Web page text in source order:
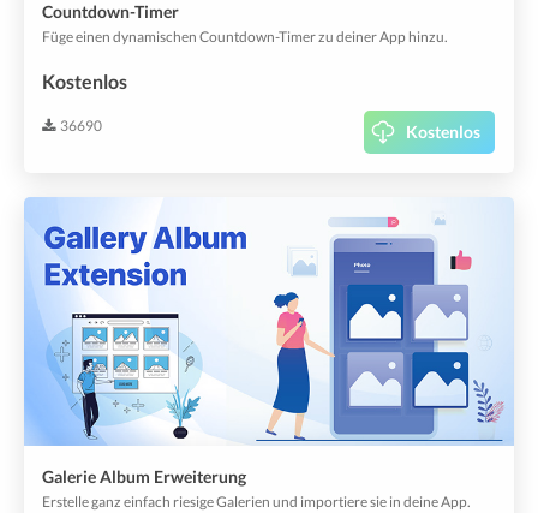
Countdown-Timer
Füge einen dynamischen Countdown-Timer zu deiner App hinzu.
Kostenlos
36690 Kostenlos
Galerie Album Erweiterung
Erstelle ganz einfach riesige Galerien und importiere sie in deine App.